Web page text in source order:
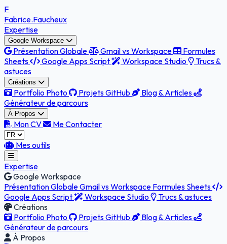
F
Fabrice.Faucheux
Expertise
Google Workspace
Présentation Globale Gmail vs Workspace
Formules
Sheets
Google Apps Script Workspace Studio
Trucs &
astuces
Créations
Portfolio Photo Projets GitHub
Blog & Articles
Générateur de parcours
À Propos
Mon CV Me Contacter
Mes outils
Expertise
Google Workspace
Présentation GlobaleGmail vs Workspace Formules Sheets
Google Apps Script
Workspace Studio
Trucs & astuces
Créations
Portfolio Photo
Projets GitHub
Blog & Articles
Générateur de parcours
À Propos